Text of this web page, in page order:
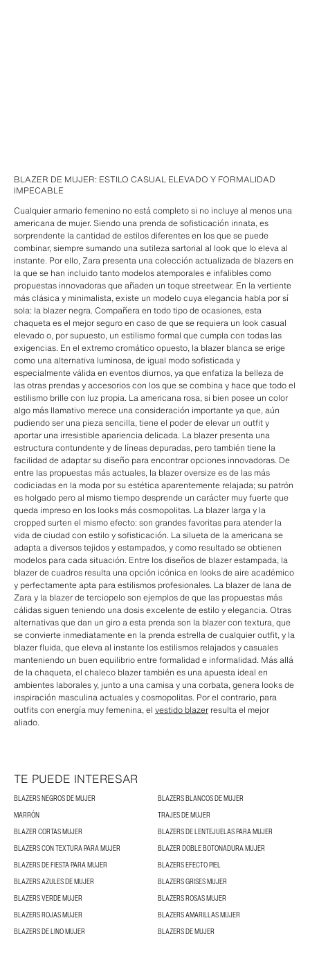
BLAZER DE MUJER: ESTILO CASUAL ELEVADO Y FORMALIDAD
IMPECABLE
Cualquier armario femenino no está completo si no incluye al menos una
americana de mujer. Siendo una prenda de sofisticación innata, es
sorprendente la cantidad de estilos diferentes en los que se puede
combinar, siempre sumando una sutileza sartorial al look que lo eleva al
instante. Por ello, Zara presenta una colección actualizada de blazers en
la que se han incluido tanto modelos atemporales e infalibles como
propuestas innovadoras que añaden un toque streetwear. En la vertiente
más clásica y minimalista, existe un modelo cuya elegancia habla por sí
sola: la blazer negra. Compañera en todo tipo de ocasiones, esta
chaqueta es el mejor seguro en caso de que se requiera un look casual
elevado o, por supuesto, un estilismo formal que cumpla con todas las
exigencias. En el extremo cromático opuesto, la blazer blanca se erige
como una alternativa luminosa, de igual modo sofisticada y
especialmente válida en eventos diurnos, ya que enfatiza la belleza de
las otras prendas y accesorios con los que se combina y hace que todo el
estilismo brille con luz propia. La americana rosa, si bien posee un color
algo más llamativo merece una consideración importante ya que, aún
pudiendo ser una pieza sencilla, tiene el poder de elevar un outfit y
aportar una irresistible apariencia delicada. La blazer presenta una
estructura contundente y de líneas depuradas, pero también tiene la
facilidad de adaptar su diseño para encontrar opciones innovadoras. De
entre las propuestas más actuales, la blazer oversize es de las más
codiciadas en la moda por su estética aparentemente relajada; su patrón
es holgado pero al mismo tiempo desprende un carácter muy fuerte que
queda impreso en los looks más cosmopolitas. La blazer larga y la
cropped surten el mismo efecto: son grandes favoritas para atender la
vida de ciudad con estilo y sofisticación. La silueta de la americana se
adapta a diversos tejidos y estampados, y como resultado se obtienen
modelos para cada situación. Entre los diseños de blazer estampada, la
blazer de cuadros resulta una opción icónica en looks de aire académico
y perfectamente apta para estilismos profesionales. La blazer de lana de
Zara y la blazer de terciopelo son ejemplos de que las propuestas más
cálidas siguen teniendo una dosis excelente de estilo y elegancia. Otras
alternativas que dan un giro a esta prenda son la blazer con textura, que
se convierte inmediatamente en la prenda estrella de cualquier outfit, y la
blazer fluida, que eleva al instante los estilismos relajados y casuales
manteniendo un buen equilibrio entre formalidad e informalidad. Más allá
de la chaqueta, el chaleco blazer también es una apuesta ideal en
ambientes laborales y, junto a una camisa y una corbata, genera looks de
inspiración masculina actuales y cosmopolitas. Por el contrario, para
outfits con energía muy femenina, el vestido blazer resulta el mejor
aliado.
TE PUEDE INTERESAR
BLAZERS NEGROS DE MUJER
BLAZERS BLANCOS DE MUJER
MARRÓN
TRAJES DE MUJER
BLAZER CORTAS MUJER
BLAZERS DE LENTEJUELAS PARA MUJER
BLAZERS CON TEXTURA PARA MUJER
BLAZER DOBLE BOTONADURA MUJER
BLAZERS DE FIESTA PARA MUJER
BLAZERS EFECTO PIEL
BLAZERS AZULES DE MUJER
BLAZERS GRISES MUJER
BLAZERS VERDE MUJER
BLAZERS ROSAS MUJER
BLAZERS ROJAS MUJER
BLAZERS AMARILLAS MUJER
BLAZERS DE LINO MUJER
BLAZERS DE MUJER